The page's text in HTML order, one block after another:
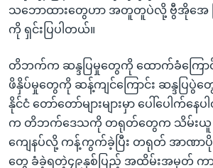
သဘောထားတွေဟာ အတူတူပဲလို့ ဗွီအိုအေ မြ
ကို ရှင်းပြပါတယ်။
တိဘက်က ဆန္ဒပြမှုတွေကို ထောက်ခံကြော
ဖိနှိပ်မှုတွေကို ဆန့်ကျင်ကြောင်း ဆန္ဒပြပွဲ
နိုင်ငံ တော်တော်များများမှာ ပေါ်ပေါက်န
က တိဘက်ဒေသကို တရုတ်တွေက သိမ်းယူ
ကျေနပ်လို့ ကန့်ကွက်ခဲ့ပြီး တရုတ် အာဏာ
တွေ ခံခဲ့ရတဲ့၄၉နှစ်ပြည့် အထိမ်းအမှတ် က